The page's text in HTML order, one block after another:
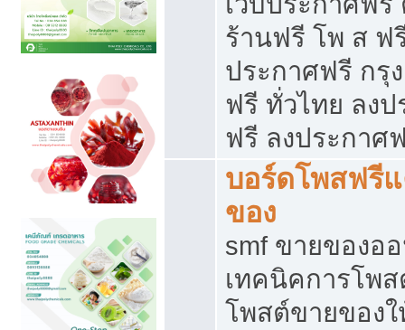
ร้านฟรี โพ ส ฟ
ประกาศฟรี กรุ
ฟรี ทั่วไทย ลง
ฟรี ลงประกาศ
บอร์ดโพสฟรี
ของ
smf ขายของอ
เทคนิคการโพ
โพสต์ขายของ